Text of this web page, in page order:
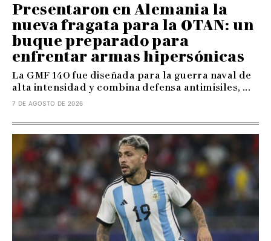
Presentaron en Alemania la
nueva fragata para la OTAN: un
buque preparado para
enfrentar armas hipersónicas
La GMF 140 fue diseñada para la guerra naval de
alta intensidad y combina defensa antimisiles, ...
7 DE AGOSTO DE 2026